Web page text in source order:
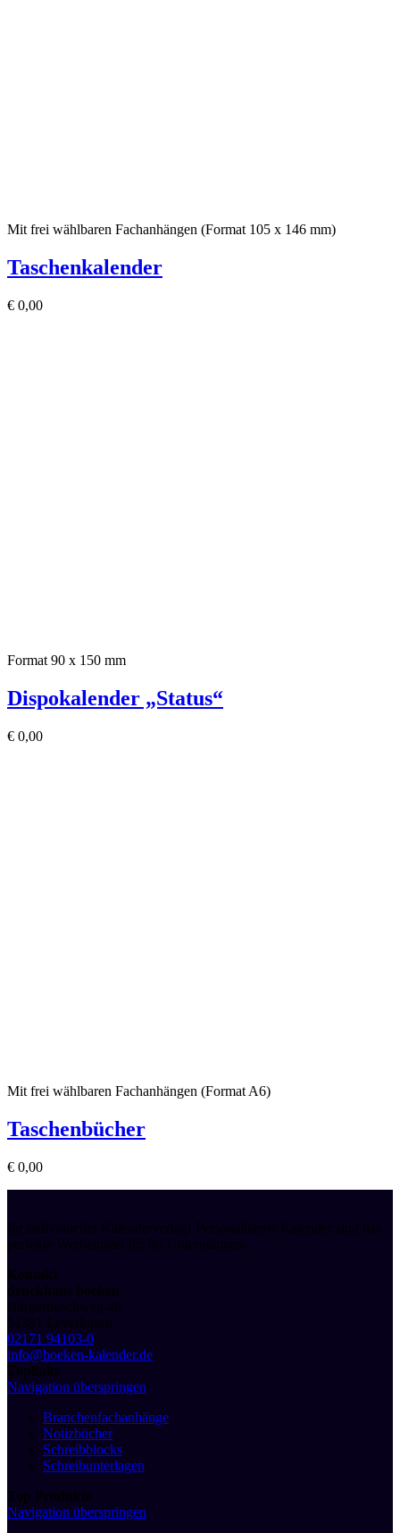
Mit frei wählbaren Fachanhängen (Format 105 x 146 mm)
Taschenkalender
€ 0,00
Format 90 x 150 mm
Dispokalender „Status“
€ 0,00
Mit frei wählbaren Fachanhängen (Format A6)
Taschenbücher
€ 0,00
Ihr individueller Kalenderverlag! Personalisierte Kalender sind das
perfekte Werbemittel für Ihr Unternehmen.
Kontakt
druckhaus boeken
Bürgerbuschweg 48
51381 Leverkusen
02171 94103-0
info@boeken-kalender.de
Toplinks
Navigation überspringen
Branchenfachanhänge
Notizbücher
Schreibblocks
Schreibunterlagen
Top Produkte
Navigation überspringen